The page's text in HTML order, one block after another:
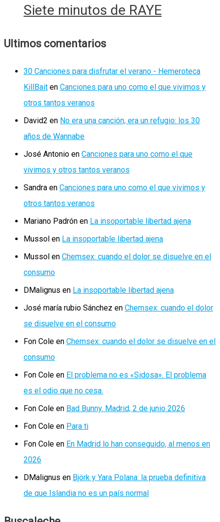
Siete minutos de RAYE
Ultimos comentarios
30 Canciones para disfrutar el verano - Hemeroteca
KillBait en Canciones para uno como el que vivimos y
otros tantos veranos
David2 en No era una canción, era un refugio: los 30
años de Wannabe
José Antonio en Canciones para uno como el que
vivimos y otros tantos veranos
Sandra en Canciones para uno como el que vivimos y
otros tantos veranos
Mariano Padrón en La insoportable libertad ajena
Mussol en La insoportable libertad ajena
Mussol en Chemsex: cuando el dolor se disuelve en el
consumo
DMalignus en La insoportable libertad ajena
José maría rubio Sánchez en Chemsex: cuando el dolor
se disuelve en el consumo
Fon Cole en Chemsex: cuando el dolor se disuelve en el
consumo
Fon Cole en El problema no es «Sidosa». El problema
es el odio que no cesa.
Fon Cole en Bad Bunny. Madrid, 2 de junio 2026
Fon Cole en Para ti
Fon Cole en En Madrid lo han conseguido, al menos en
2026
DMalignus en Björk y Yara Polana: la prueba definitiva
de que Islandia no es un país normal